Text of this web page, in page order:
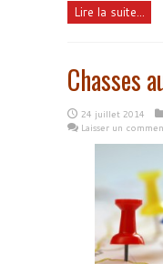
Lire la suite...
Chasses
24 juillet 2014
Laisser un